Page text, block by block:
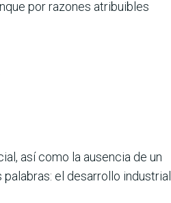
por razones atribuibles
así como la ausencia de un
el desarrollo industrial